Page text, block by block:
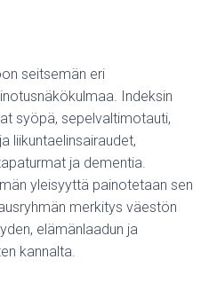
seitsemän eri
Indeksin
syöpä, sepelvaltimotauti,
liikuntaelinsairaudet,
ja dementia.
yleisyyttä painotetaan sen
merkitys väestön
elämänlaadun ja
kannalta.